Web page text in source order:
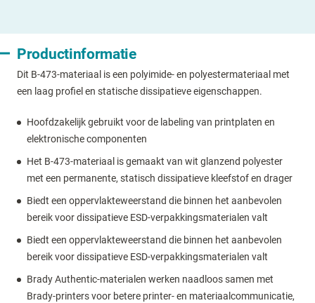
Productinformatie
Dit B-473-materiaal is een polyimide- en polyestermateriaal met
een laag profiel en statische dissipatieve eigenschappen.
Hoofdzakelijk gebruikt voor de labeling van printplaten en
elektronische componenten
Het B-473-materiaal is gemaakt van wit glanzend polyester
met een permanente, statisch dissipatieve kleefstof en drager
Biedt een oppervlakteweerstand die binnen het aanbevolen
bereik voor dissipatieve ESD-verpakkingsmaterialen valt
Biedt een oppervlakteweerstand die binnen het aanbevolen
bereik voor dissipatieve ESD-verpakkingsmaterialen valt
Brady Authentic-materialen werken naadloos samen met
Brady-printers voor betere printer- en materiaalcommunicatie,